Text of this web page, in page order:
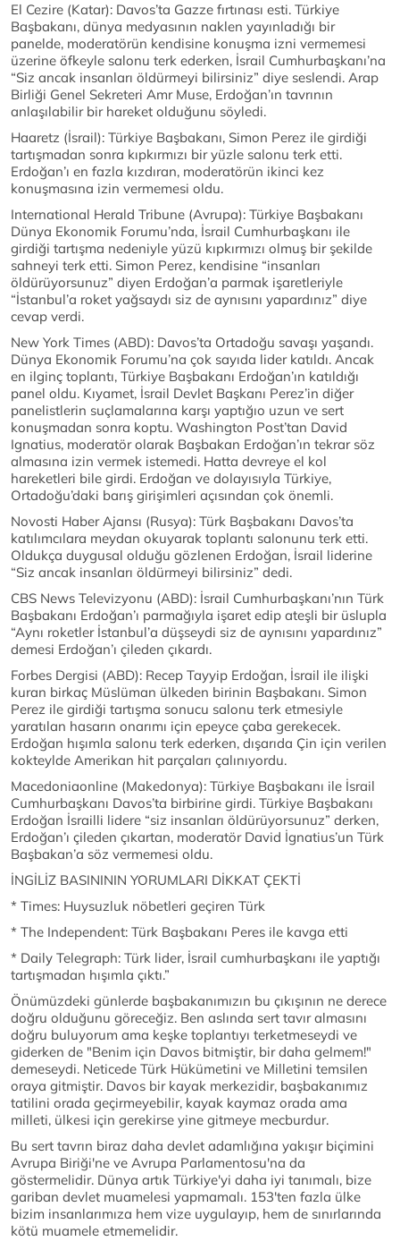
El Cezire (Katar): Davos’ta Gazze fırtınası esti. Türkiye
Başbakanı, dünya medyasının naklen yayınladığı bir
panelde, moderatörün kendisine konuşma izni vermemesi
üzerine öfkeyle salonu terk ederken, İsrail Cumhurbaşkanı’na
“Siz ancak insanları öldürmeyi bilirsiniz” diye seslendi. Arap
Birliği Genel Sekreteri Amr Muse, Erdoğan’ın tavrının
anlaşılabilir bir hareket olduğunu söyledi.
Haaretz (İsrail): Türkiye Başbakanı, Simon Perez ile girdiği
tartışmadan sonra kıpkırmızı bir yüzle salonu terk etti.
Erdoğan’ı en fazla kızdıran, moderatörün ikinci kez
konuşmasına izin vermemesi oldu.
International Herald Tribune (Avrupa): Türkiye Başbakanı
Dünya Ekonomik Forumu’nda, İsrail Cumhurbaşkanı ile
girdiği tartışma nedeniyle yüzü kıpkırmızı olmuş bir şekilde
sahneyi terk etti. Simon Perez, kendisine “insanları
öldürüyorsunuz” diyen Erdoğan’a parmak işaretleriyle
“İstanbul’a roket yağsaydı siz de aynısını yapardınız” diye
cevap verdi.
New York Times (ABD): Davos’ta Ortadoğu savaşı yaşandı.
Dünya Ekonomik Forumu’na çok sayıda lider katıldı. Ancak
en ilginç toplantı, Türkiye Başbakanı Erdoğan’ın katıldığı
panel oldu. Kıyamet, İsrail Devlet Başkanı Perez’in diğer
panelistlerin suçlamalarına karşı yaptığıo uzun ve sert
konuşmadan sonra koptu. Washington Post’tan David
Ignatius, moderatör olarak Başbakan Erdoğan’ın tekrar söz
almasına izin vermek istemedi. Hatta devreye el kol
hareketleri bile girdi. Erdoğan ve dolayısıyla Türkiye,
Ortadoğu’daki barış girişimleri açısından çok önemli.
Novosti Haber Ajansı (Rusya): Türk Başbakanı Davos’ta
katılımcılara meydan okuyarak toplantı salonunu terk etti.
Oldukça duygusal olduğu gözlenen Erdoğan, İsrail liderine
“Siz ancak insanları öldürmeyi bilirsiniz” dedi.
CBS News Televizyonu (ABD): İsrail Cumhurbaşkanı’nın Türk
Başbakanı Erdoğan’ı parmağıyla işaret edip ateşli bir üslupla
“Aynı roketler İstanbul’a düşseydi siz de aynısını yapardınız”
demesi Erdoğan’ı çileden çıkardı.
Forbes Dergisi (ABD): Recep Tayyip Erdoğan, İsrail ile ilişki
kuran birkaç Müslüman ülkeden birinin Başbakanı. Simon
Perez ile girdiği tartışma sonucu salonu terk etmesiyle
yaratılan hasarın onarımı için epeyce çaba gerekecek.
Erdoğan hışımla salonu terk ederken, dışarıda Çin için verilen
kokteylde Amerikan hit parçaları çalınıyordu.
Macedoniaonline (Makedonya): Türkiye Başbakanı ile İsrail
Cumhurbaşkanı Davos’ta birbirine girdi. Türkiye Başbakanı
Erdoğan İsrailli lidere “siz insanları öldürüyorsunuz” derken,
Erdoğan’ı çileden çıkartan, moderatör David İgnatius’un Türk
Başbakan’a söz vermemesi oldu.
İNGİLİZ BASINININ YORUMLARI DİKKAT ÇEKTİ
* Times: Huysuzluk nöbetleri geçiren Türk
* The Independent: Türk Başbakanı Peres ile kavga etti
* Daily Telegraph: Türk lider, İsrail cumhurbaşkanı ile yaptığı
tartışmadan hışımla çıktı.”
Önümüzdeki günlerde başbakanımızın bu çıkışının ne derece
doğru olduğunu göreceğiz. Ben aslında sert tavır almasını
doğru buluyorum ama keşke toplantıyı terketmeseydi ve
giderken de "Benim için Davos bitmiştir, bir daha gelmem!"
demeseydi. Neticede Türk Hükümetini ve Milletini temsilen
oraya gitmiştir. Davos bir kayak merkezidir, başbakanımız
tatilini orada geçirmeyebilir, kayak kaymaz orada ama
milleti, ülkesi için gerekirse yine gitmeye mecburdur.
Bu sert tavrın biraz daha devlet adamlığına yakışır biçimini
Avrupa Biriği'ne ve Avrupa Parlamentosu'na da
göstermelidir. Dünya artık Türkiye'yi daha iyi tanımalı, bize
gariban devlet muamelesi yapmamalı. 153'ten fazla ülke
bizim insanlarımıza hem vize uygulayıp, hem de sınırlarında
kötü muamele etmemelidir.